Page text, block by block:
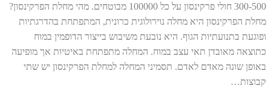
300-500 חולי פרקינסון על כל 100000 מבוטחים. מהי מחלת הפרקינסון?
מחלת הפרקינסון היא מחלה נוירולוגית כרונית, המתפתחת בהדרגתיות
ופוגעת בתנועתיות הגוף. היא נובעת משיבוש בייצור הדופמין במוח
כתוצאה מאובדן תאי עצב במוח. המחלה מתפתחת באיטיות אך מופיעה
באופן שונה מאדם לאדם. תסמיני המחלה למחלת הפרקינסון יש שתי
קבוצות…